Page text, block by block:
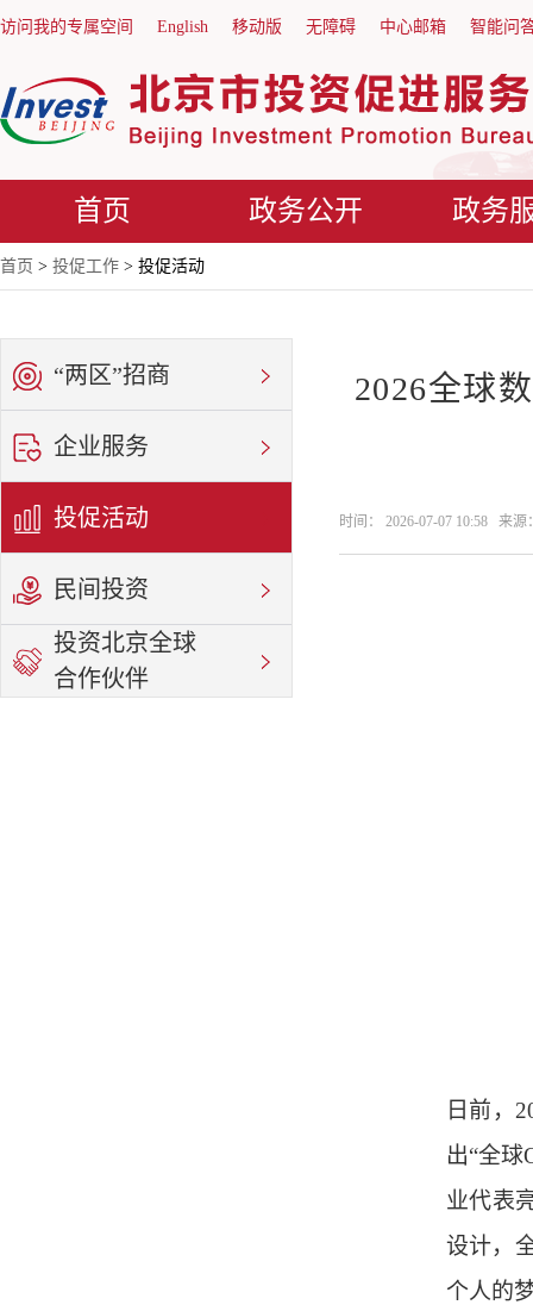
访问我的专属空间 English 移动版 无障碍 中心邮箱 智能问
首页 政务公开 政务
首页 > 投促工作 > 投促活动
“两区”招商
企业服务
投促活动
民间投资
投资北京全球
合作伙伴
2026全球
时间： 2026-07-07 10:58 来
日前，
出“全球
业代表
设计，
个人的